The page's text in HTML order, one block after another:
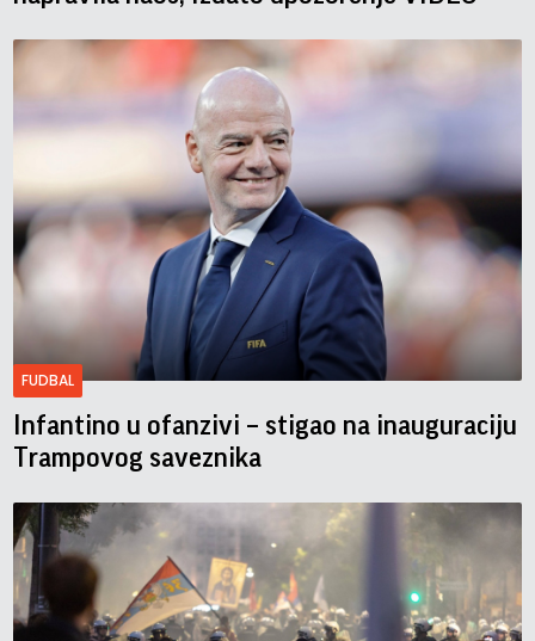
FUDBAL
Infantino u ofanzivi – stigao na inauguraciju
Trampovog saveznika